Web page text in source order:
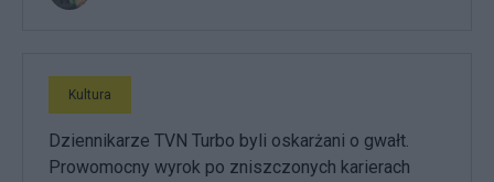
Kultura
Dziennikarze TVN Turbo byli oskarżani o gwałt.
Prowomocny wyrok po zniszczonych karierach